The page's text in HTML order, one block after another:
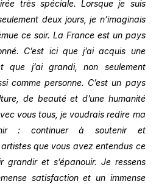
très spéciale. Lorsque je suis
deux jours, je n’imaginais
ce soir. La France est un pays
C’est ici que j’ai acquis une
que j’ai grandi, non seulement
comme personne. C’est un pays
de beauté et d’une humanité
vous tous, je voudrais redire ma
: continuer à soutenir et
que vous avez entendus ce
grandir et s’épanouir. Je ressens
satisfaction et un immense